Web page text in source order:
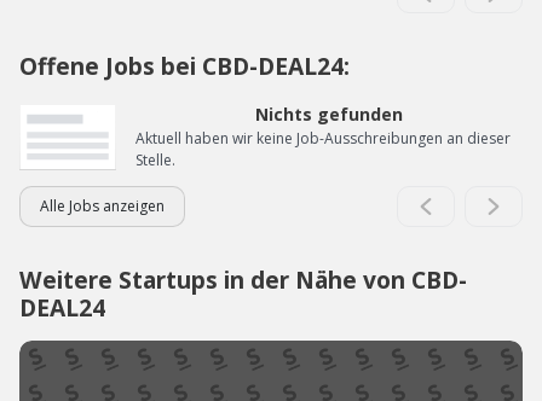
Offene Jobs bei CBD-DEAL24:
Nichts gefunden
Aktuell haben wir keine Job-Ausschreibungen an dieser
Stelle.
Alle Jobs anzeigen
Weitere Startups in der Nähe von CBD-
DEAL24